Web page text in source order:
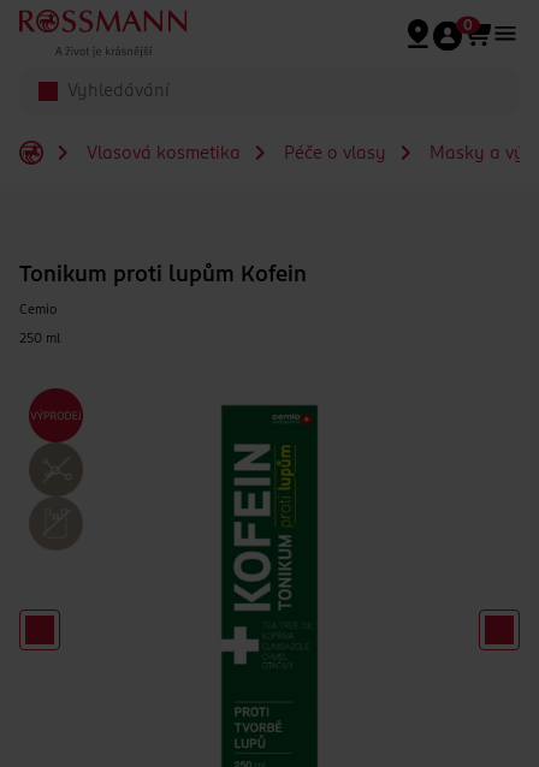
Přeskočit na hlavmní obsah
0
Vlasová kosmetika Péče o vlasy Masky a
Tonikum proti lupům Kofein
Cemio
250 ml